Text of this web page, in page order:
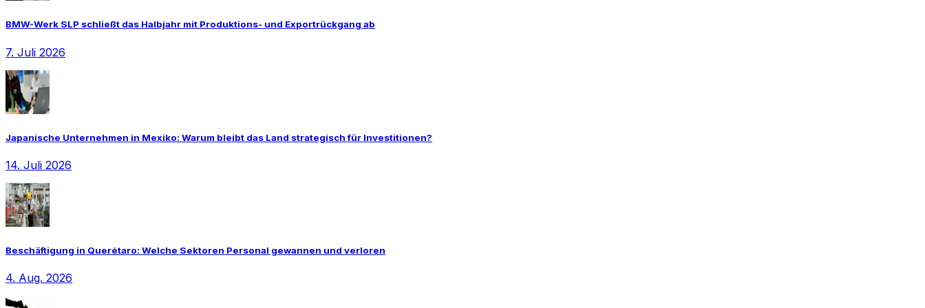
BMW-Werk SLP schließt das Halbjahr mit Produktions- und Exportrückgang ab
7. Juli 2026
Japanische Unternehmen in Mexiko: Warum bleibt das Land strategisch für Investitionen?
14. Juli 2026
Beschäftigung in Querétaro: Welche Sektoren Personal gewannen und verloren
4. Aug. 2026